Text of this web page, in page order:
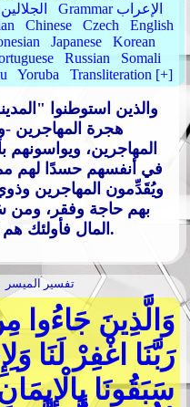
AlJalalain الجلالين
Grammar الإعراب
Chinese Czech
English
Japanese
Korean
Russian
Somali
Yoruba Transliteration [+]
والذين استوطنوا
هجرة المهاجرين -
المهاجرين، ويواسونهم
في أنفسهم حسدًا لهم
ويُقَدِّمون المهاجرين
بهم حاجة وفقر، ومن
المال فأولئك هم الفائزون الذين فازوا بمطلوبهم.
تفسير الميسر
وَالَّذِينَ جَاءُوا
رَبَّنَا اغْفِرْ لَنَا
سَبَقُونَا